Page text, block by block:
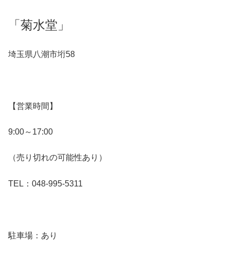
「菊水堂」
埼玉県八潮市垳58
【営業時間】
9:00～17:00
（売り切れの可能性あり）
TEL：048-995-5311
駐車場：あり